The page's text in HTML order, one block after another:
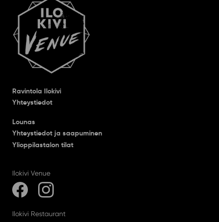
Ravintola Ilokivi
Yhteystiedot
Lounas
Yhteystiedot ja saapuminen
Ylioppilastalon tilat
Ilokivi Venue
Ilokivi Restaurant